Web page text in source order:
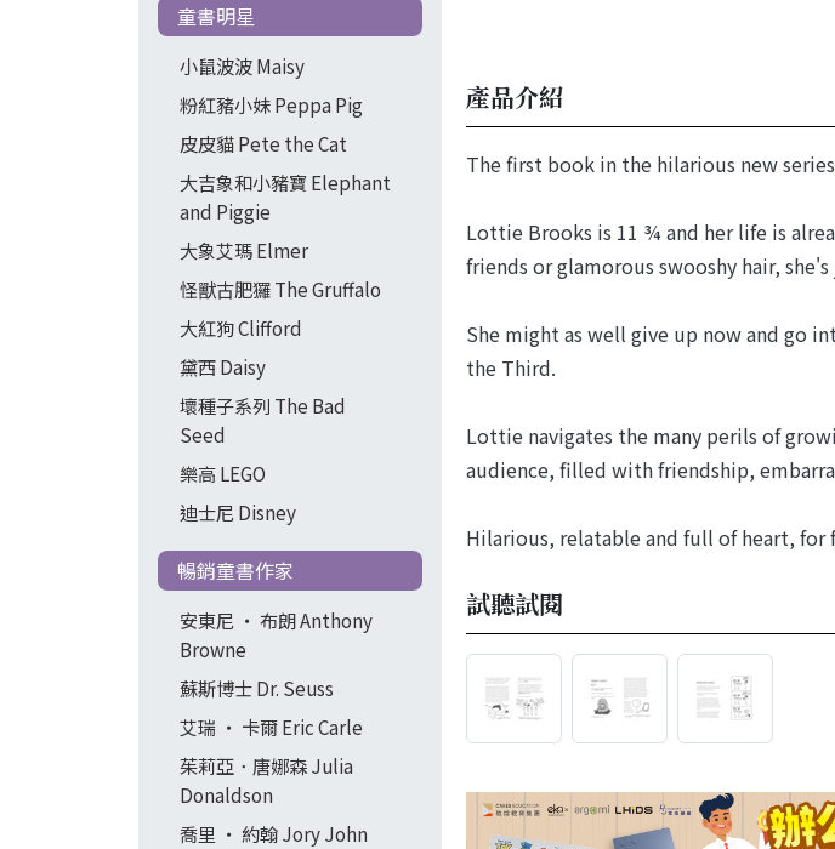
童書明星
小鼠波波 Maisy
粉紅豬小妹 Peppa Pig
皮皮貓 Pete the Cat
大吉象和小豬寶 Elephant
and Piggie
大象艾瑪 Elmer
怪獸古肥玀 The Gruffalo
大紅狗 Clifford
黛西 Daisy
壞種子系列 The Bad
Seed
樂高 LEGO
迪士尼 Disney
暢銷童書作家
安東尼 ‧ 布朗 Anthony
Browne
蘇斯博士 Dr. Seuss
艾瑞 ‧ 卡爾 Eric Carle
茱莉亞．唐娜森 Julia
Donaldson
喬里 ‧ 約翰 Jory John
產品介紹
The first book in the hilarious new
Lottie Brooks is 11 ¾ and her life is
friends or glamorous swooshy hair,
She might as well give up now and go
the Third.
Lottie navigates the many perils of
audience, filled with friendship,
Hilarious, relatable and full of heart, for
試聽試閱